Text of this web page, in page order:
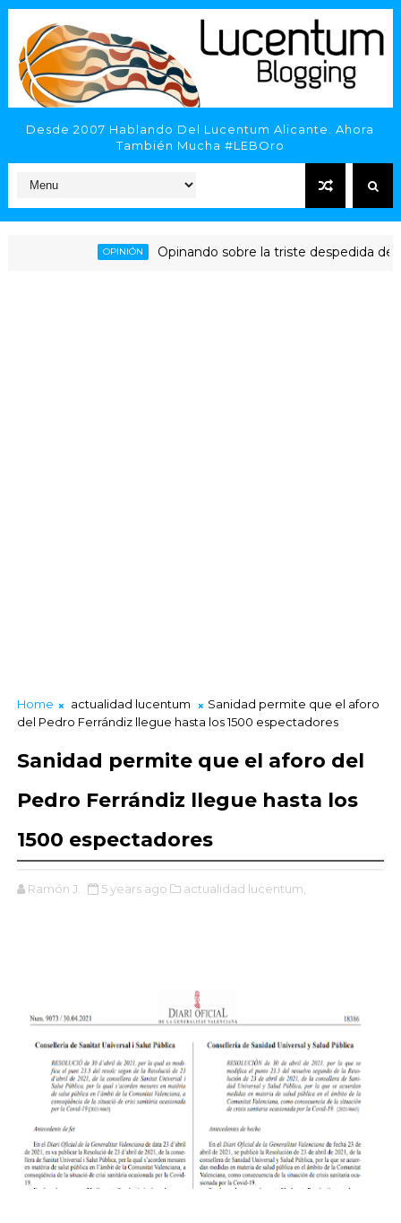
Desde 2007 Hablando Del Lucentum Alicante. Ahora
También Mucha #LEBOro
OPINIÓN Opinando sobre la triste despedida del HLA
Home actualidad lucentum
Sanidad permite que el aforo
del Pedro Ferrándiz llegue hasta los 1500 espectadores
Sanidad permite que el aforo del
Pedro Ferrándiz llegue hasta los
1500 espectadores
Ramón J. 5 years ago actualidad lucentum,